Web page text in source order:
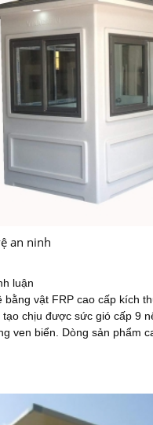
an ninh
luận
bằng vật FRP cao cấp kích
tạo chịu được sức gió cấp 9
ven biển. Dòng sản phẩm